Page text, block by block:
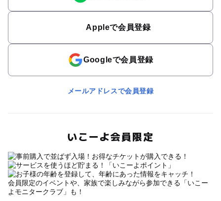
Appleで会員登録
Googleで会員登録
メールアドレスで会員登録
いこーよ会員限定
会員限定のイベントや、家族で楽しみながら参加できる「いこー
よモニタークラブ」も！